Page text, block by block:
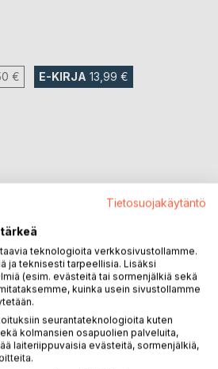
€ E-KIRJA 13,99 €
Tietosuojakäytäntö
teknologioita verkkosivustollamme.
ja teknisesti tarpeellisia. Lisäksi
(esim. evästeitä tai sormenjälkiä sekä
kuinka usein sivustollamme
seurantateknologioita kuten
kolmansien osapuolien palveluita,
laiteriippuvaisia evästeitä, sormenjälkiä,